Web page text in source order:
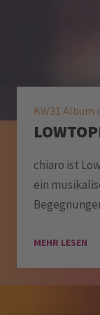
KW31 Album
chiaro ist
ein
MEHR LESEN